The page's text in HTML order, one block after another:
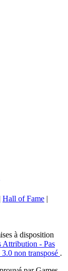
Hall of Fame |
à disposition
Attribution - Pas
non transposé .